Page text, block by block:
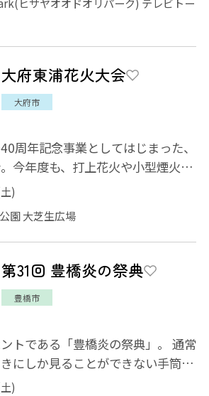
大府東浦花火大会
大府市
周年記念事業としてはじまった、
今年度も、打上花火や小型煙火な
花火が会場を盛り上げて...
)
園 大芝生広場
第31回 豊橋炎の祭典
豊橋市
トである「豊橋炎の祭典」。 通常
にしか見ることができない手筒花
放揚します。手筒花火...
)